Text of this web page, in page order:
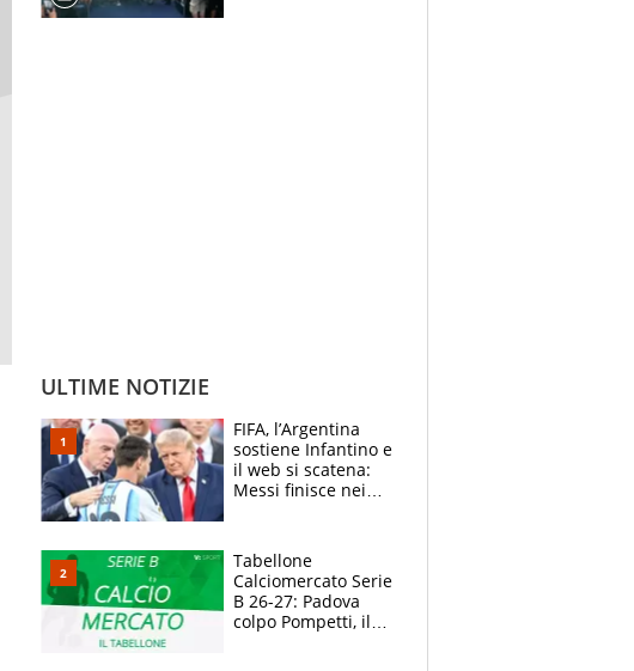
ULTIME NOTIZIE
FIFA, l’Argentina
sostiene Infantino e
il web si scatena:
Messi finisce nei
polemiche
Tabellone
Calciomercato Serie
B 26-27: Padova
colpo Pompetti, il